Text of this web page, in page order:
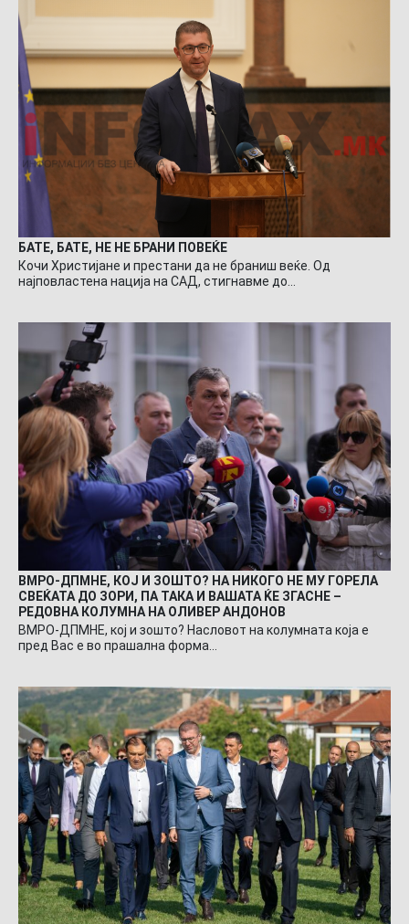
БАТЕ, БАТЕ, НЕ НЕ БРАНИ ПОВЕЌЕ
Кочи Христијане и престани да не браниш веќе. Од
најповластена нација на САД, стигнавме до…
ВМРО-ДПМНЕ, КОЈ И ЗОШТО? НА НИКОГО НЕ МУ ГОРЕЛА
СВЕЌАТА ДО ЗОРИ, ПА ТАКА И ВАШАТА ЌЕ ЗГАСНЕ –
РЕДОВНА КОЛУМНА НА ОЛИВЕР АНДОНОВ
ВМРО-ДПМНЕ, кој и зошто? Насловот на колумната која е
пред Вас е во прашална форма…